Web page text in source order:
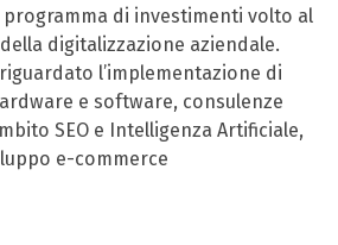
di investimenti volto al
digitalizzazione aziendale.
l’implementazione di
e software, consulenze
SEO e Intelligenza Artificiale,
e-commerce